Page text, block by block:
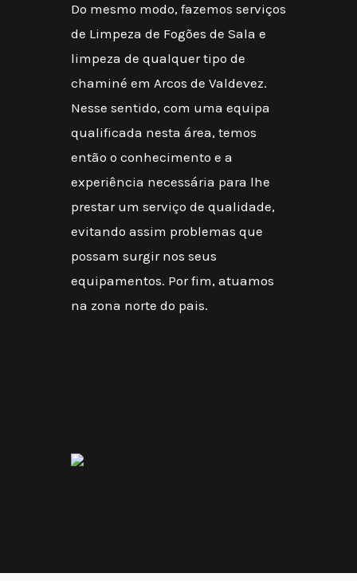
Do mesmo modo, fazemos serviços
de Limpeza de Fogões de Sala e
limpeza de qualquer tipo de
chaminé em Arcos de Valdevez.
Nesse sentido, com uma equipa
qualificada nesta área, temos
então o conhecimento e a
experiência necessária para lhe
prestar um serviço de qualidade,
evitando assim problemas que
possam surgir nos seus
equipamentos. Por fim, atuamos
na zona norte do pais.